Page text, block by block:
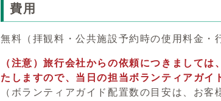
費用
無料（拝観料・公共施設予約時の使用料金・
（注意）旅行会社からの依頼につきまして
たしますので、当日の担当ボランティアガイ
（ボランティアガイド配置数の目安は、お